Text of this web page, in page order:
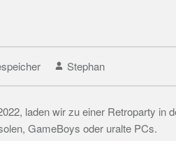
Stephan
laden wir zu einer Retroparty in
GameBoys oder uralte PCs.